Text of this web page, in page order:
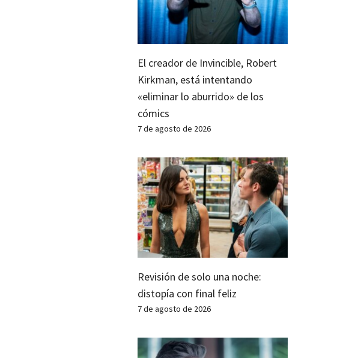
El creador de Invincible, Robert
Kirkman, está intentando
«eliminar lo aburrido» de los
cómics
7 de agosto de 2026
Revisión de solo una noche:
distopía con final feliz
7 de agosto de 2026